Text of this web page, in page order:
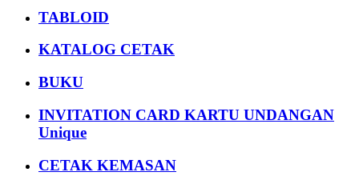
TABLOID
KATALOG CETAK
BUKU
INVITATION CARD KARTU UNDANGAN
Unique
CETAK KEMASAN